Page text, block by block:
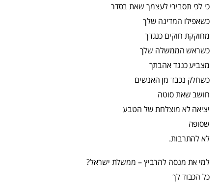
כי לכי תסבירי לעצמך שאת בסדר
כשאפילו המדינה שלך
מחוקקת חוקים כנגדך
כשראש הממשלה שלך
מצביע כנגד אהבתך
כשחלק נכבד מן האנשים
חושב שאת סוטה
יציאה לא מוצלחת של הטבע
שסופה
לא להתרבות.
למי את מנסה להרביץ – ממשלת ישראל?
כל הכבוד לך